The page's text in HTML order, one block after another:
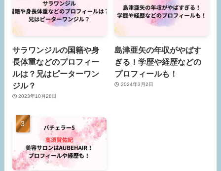
サラワンジルの国籍や身
長体重などのプロフィー
ルは？兄はピーターワン
ジル？
2023年10月28日
島津亜矢の年収がやばす
ぎる！学歴や経歴などの
プロフィールも！
2024年3月2日